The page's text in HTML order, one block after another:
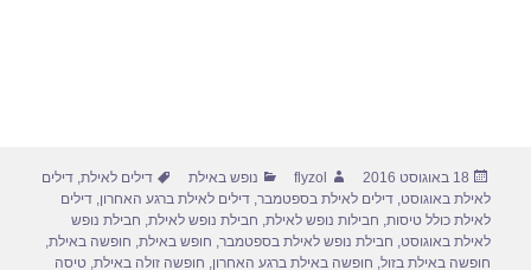
פורסם
בתאריך
18 באוגוסט 2016 מחבר
flyzol קטגוריות
נופש באילת תגיות
דילים לאילת,דילים
לאילת באוגוסט,דילים לאילת בספטמבר,דילים לאילת ברגע האחרון,דילים
לאילת כולל טיסות, חבילות נופש לאילת, חבילת נופש לאילת, חבילת נופש
לאילת באוגוסט, חבילת נופש לאילת בספטמבר, חופש באילת, חופשה באילת,
חופשה באילת בזול, חופשה באילת ברגע האחרון, חופשה זולה באילת,טיסה